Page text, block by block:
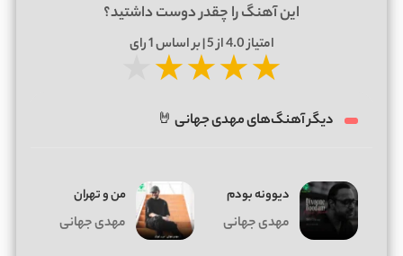
این آهنگ را چقدر دوست داشتید؟
امتیاز4.0از 5 | بر اساس 1رای
★★★★
دیگر آهنگ‌های مهدی جهانی 🤘
دیوونه بودم
مهدی جهانی
من و تهران
مهدی جهانی